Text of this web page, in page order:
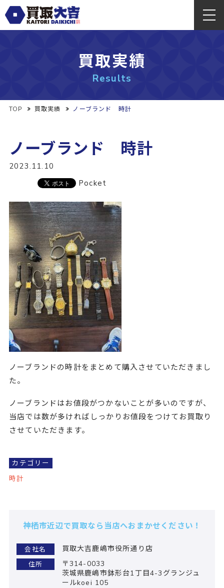
買取実績
Results
TOP 買取実績 ノーブランド 時計
ノーブランド 時計
2023.11.10
Pocket
ノーブランドの時計をまとめて購入させていただきまし
た。
ノーブランドはお値段がつかないことが多いのですが、
当店では数が多ければしっかりお値段をつけてお買取り
させていただきます。
カテゴリー
時計
神栖市近辺で買取なら当店へおまかせください！
会社名 買取大吉鹿嶋市役所通り店
住所
〒314-0033
茨城県鹿嶋市鉢形台1丁目4-3グランジュ
ールkoei 105